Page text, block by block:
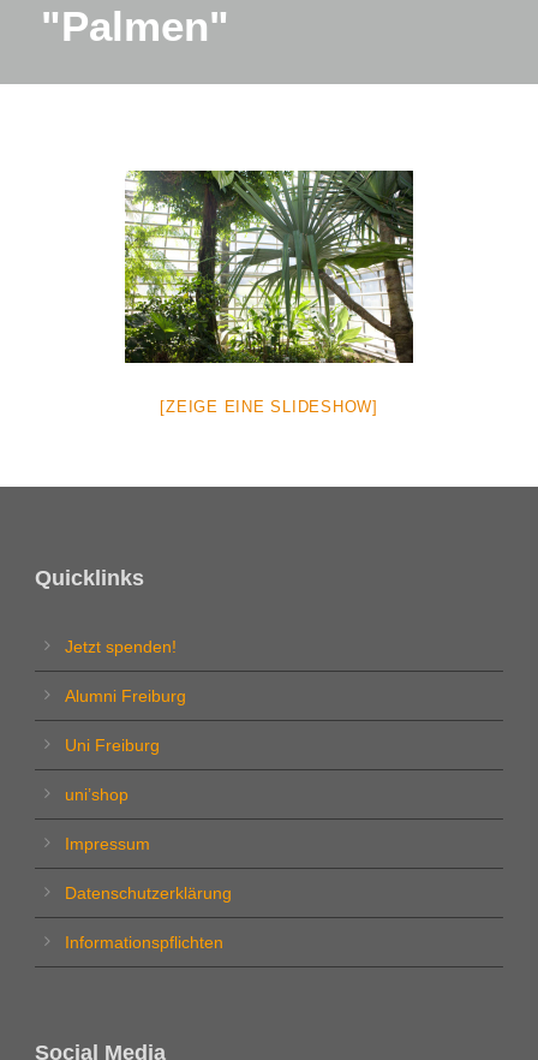
"Palmen"
[ZEIGE EINE SLIDESHOW]
Quicklinks
Jetzt spenden!
Alumni Freiburg
Uni Freiburg
uni’shop
Impressum
Datenschutzerklärung
Informationspflichten
Social Media